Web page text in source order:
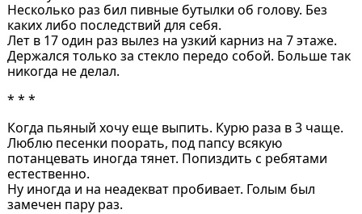
Несколько раз бил пивные бутылки об голову. Без
каких либо последствий для себя.
Лет в 17 один раз вылез на узкий карниз на 7 этаже.
Держался только за стекло передо собой. Больше так
никогда не делал.
* * *
Когда пьяный хочу еще выпить. Курю раза в 3 чаще.
Люблю песенки поорать, под папсу всякую
потанцевать иногда тянет. Попиздить с ребятами
естественно.
Ну иногда и на неадекват пробивает. Голым был
замечен пару раз.